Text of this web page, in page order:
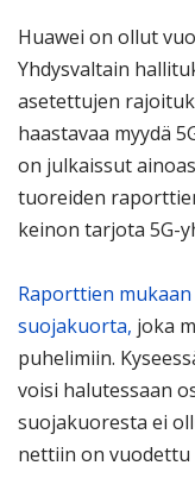
Huawei on ollut
Yhdysvaltain
asetettujen
haastavaa myydä
on julkaissut
tuoreiden
keinon tarjota 5G-
Raporttien
suojakuorta, joka
puhelimiin.
voisi halutessaan
suojakuoresta ei
nettiin on vuodettu